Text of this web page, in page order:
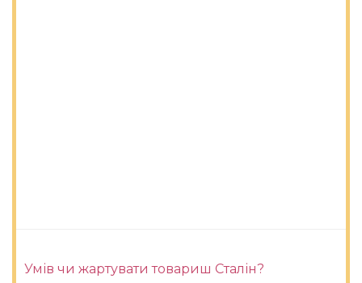
Умів чи жартувати товариш Сталін?